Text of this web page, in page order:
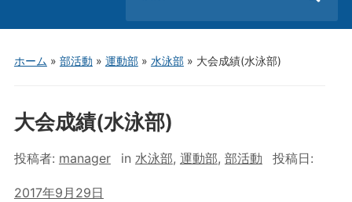
menu
ホーム » 部活動 » 運動部» 水泳部» 大会成績(水泳部)
大会成績(水泳部)
投稿者: manager in 水泳部, 運動部, 部活動 投稿日:
2017年9月29日